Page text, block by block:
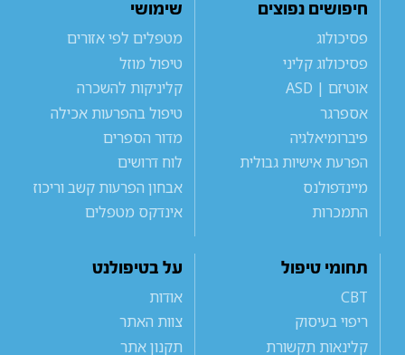
חיפושים נפוצים
פסיכולוג
פסיכולוג קליני
אוטיזם | ASD
אספרגר
פיברומיאלגיה
הפרעת אישיות גבולית
מיינדפולנס
התמכרות
שימושי
מטפלים לפי אזורים
טיפול מוזל
קליניקות להשכרה
טיפול בהפרעות אכילה
מדור הספרים
לוח דרושים
אבחון הפרעות קשב וריכוז
אינדקס מטפלים
תחומי טיפול
CBT
ריפוי בעיסוק
קלינאות תקשורת
על בטיפולנט
אודות
צוות האתר
תקנון אתר